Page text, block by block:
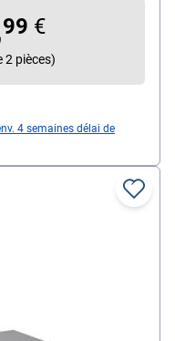
99 €
2 pièces)
4 semaines délai de